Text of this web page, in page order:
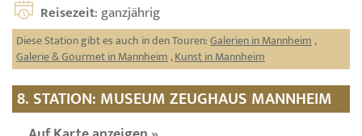
Reisezeit: ganzjährig
Diese Station gibt es auch in den Touren:Galerien in Mannheim,
Galerie & Gourmet in Mannheim,Kunst in Mannheim
8. STATION: MUSEUM ZEUGHAUS MANNHEIM